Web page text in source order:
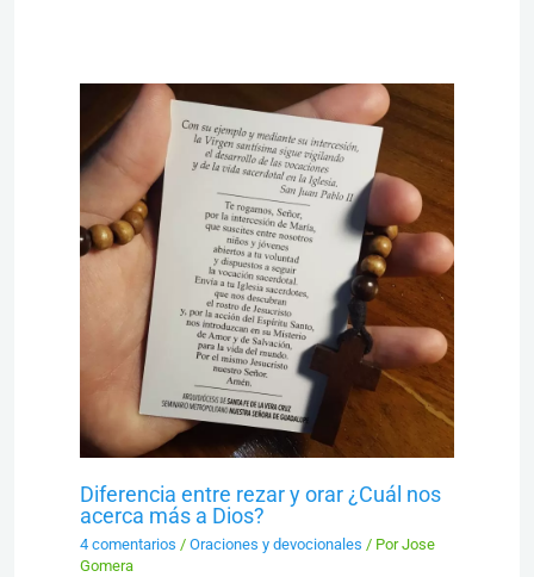
Diferencia entre rezar y orar ¿Cuál nos
acerca más a Dios?
4 comentarios / Oraciones y devocionales / PorJose
Gomera